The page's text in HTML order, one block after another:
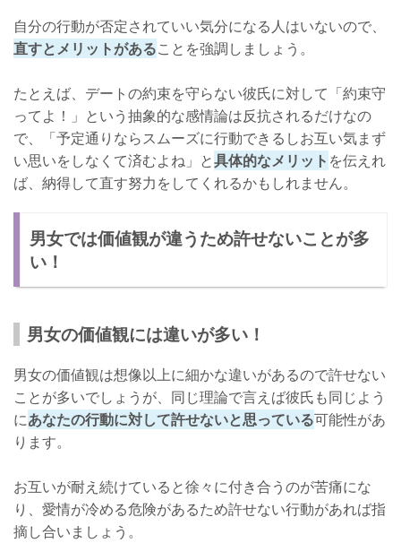
自分の行動が否定されていい気分になる人はいないので、
直すとメリットがあることを強調しましょう。
たとえば、デートの約束を守らない彼氏に対して「約束守
ってよ！」という抽象的な感情論は反抗されるだけなの
で、「予定通りならスムーズに行動できるしお互い気まず
い思いをしなくて済むよね」と具体的なメリット を伝えれ
ば、納得して直す努力をしてくれるかもしれません。
男女では価値観が違うため許せないことが多
い！
男女の価値観には違いが多い！
男女の価値観は想像以上に細かな違いがあるので許せない
ことが多いでしょうが、同じ理論で言えば彼氏も同じよう
にあなたの行動に対して許せないと思っている可能性があ
ります。
お互いが耐え続けていると徐々に付き合うのが苦痛にな
り、愛情が冷める危険があるため許せない行動があれば指
摘し合いましょう。